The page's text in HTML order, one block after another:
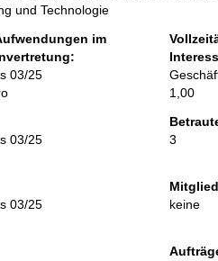
und Technologie
im
03/25
1,00
03/25
3
03/25
keine